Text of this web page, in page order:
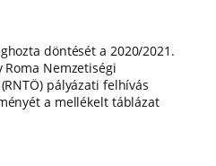
döntését a 2020/2021.
Roma Nemzetiségi
pályázati felhívás
a mellékelt táblázat